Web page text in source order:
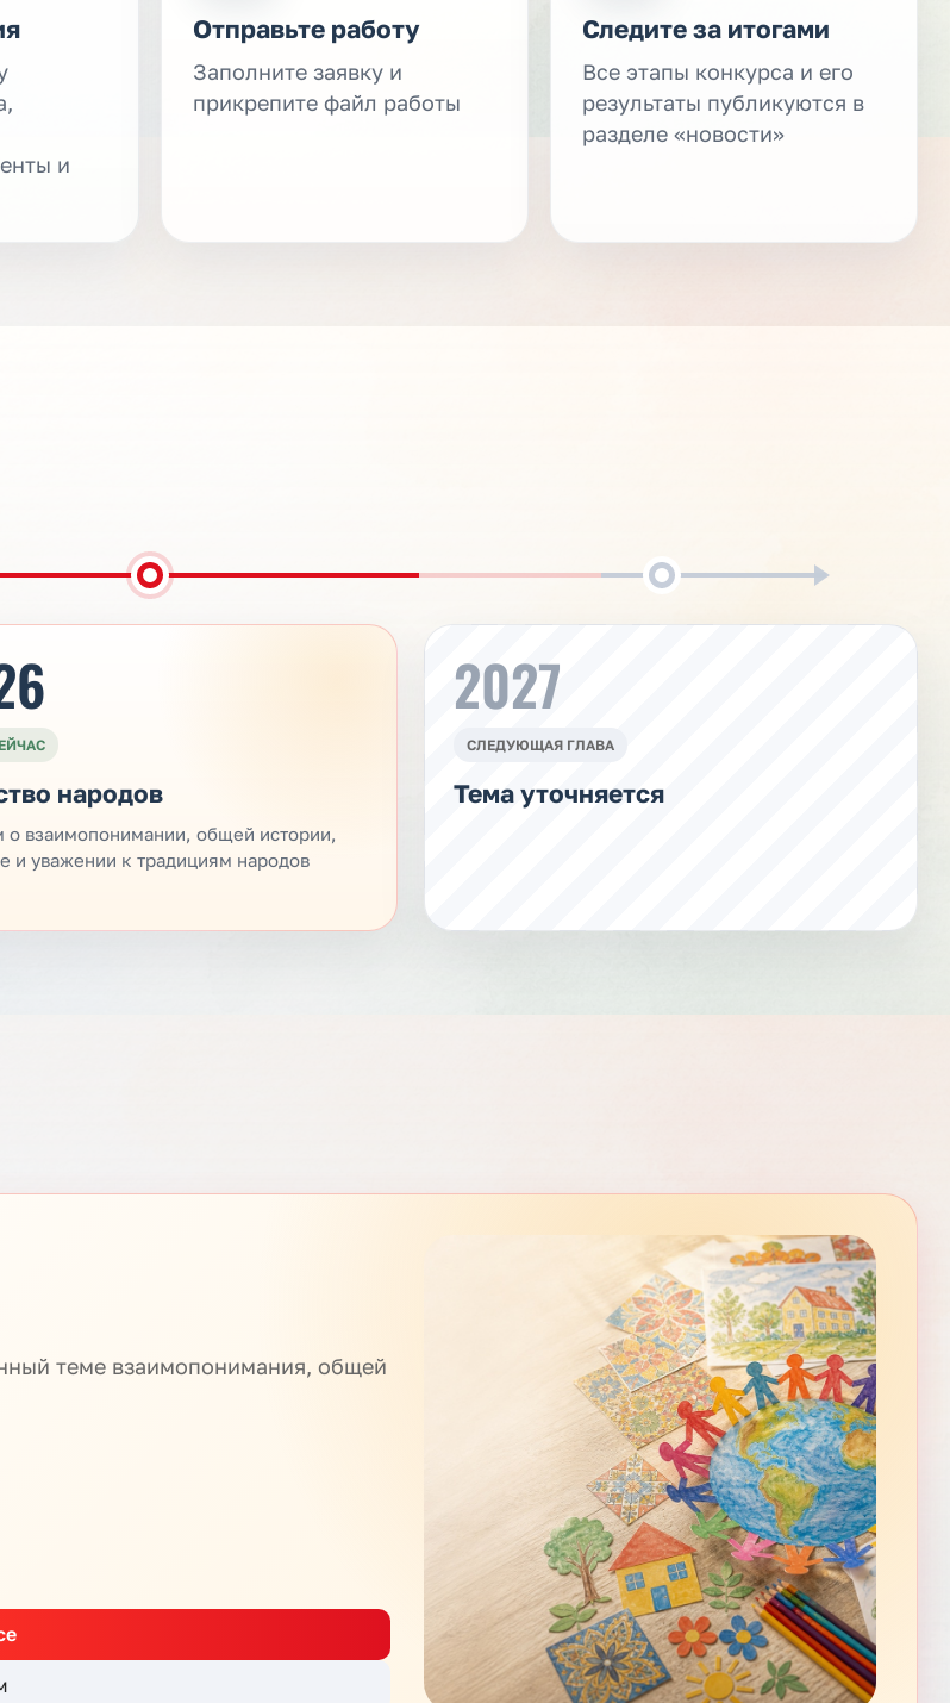
и
Отправьте работу
Заполните заявку и
прикрепите файл работы
Следите за итогами
Все этапы конкурса и его
результаты публикуются в
разделе «новости»
народов
о взаимопонимании, общей истории,
и уважении к традициям народов
2027
СЛЕДУЮЩАЯ ГЛАВА
Тема уточняется
теме взаимопонимания, общей